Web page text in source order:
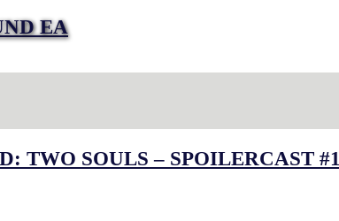
EA
TWO SOULS – SPOILERCAST #1